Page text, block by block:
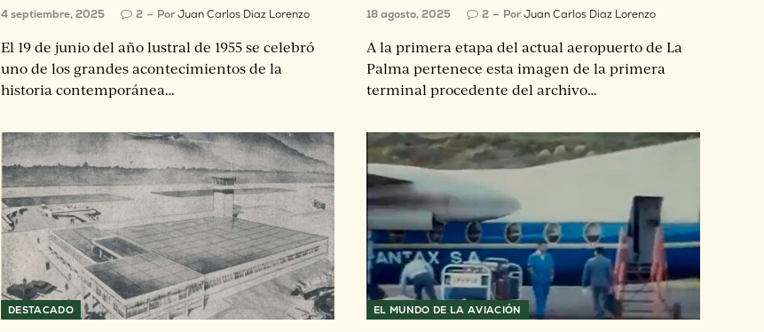
4 septiembre, 2025 2 PorJuan Carlos Diaz Lorenzo
El 19 de junio del año lustral de 1955 se celebró
uno de los grandes acontecimientos de la
historia contemporánea…
18 agosto, 2025 2 PorJuan Carlos Diaz Lorenzo
A la primera etapa del actual aeropuerto de La
Palma pertenece esta imagen de la primera
terminal procedente del archivo…
DESTACADO EL MUNDO DE LA AVIACIÓN